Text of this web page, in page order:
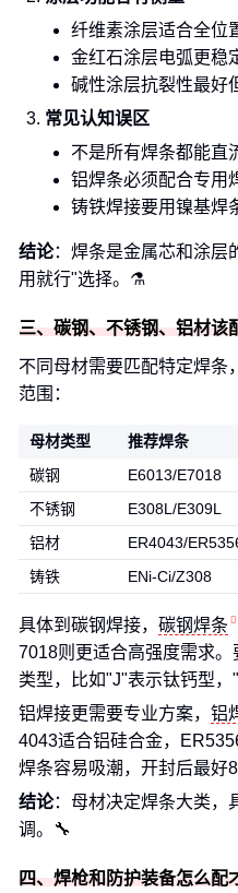
纤维素涂层适合全位
金红石涂层电弧更稳
碱性涂层抗裂性最好
常见认知误区
不是所有焊条都能直
铝焊条必须配合专用
铸铁焊接要用镍基焊
结论：焊条是金属芯和涂层
用就行"选择。⚗️
三、碳钢、不锈钢、铝材该
不同母材需要匹配特定焊条
范围：
母材类型 推荐焊条
碳钢
E6013/E7018
不锈钢
E308L/E309L
铝材
ER4043/
铸铁
ENi-Ci/Z308
具体到碳钢焊接， 碳钢焊条
7018则更适合高强度需求
类型，比如"J"表示钛钙型，
铝焊接更需要专业方案， 铝
4043适合铝硅合金，
焊条容易吸潮，开封后最好8
结论：母材决定焊条大类，
调。🔧
四、焊枪和防护装备怎么配